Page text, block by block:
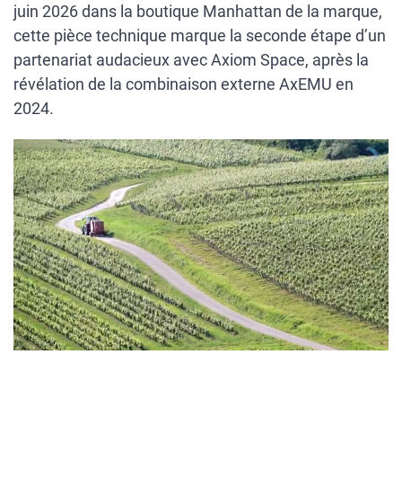
juin 2026 dans la boutique Manhattan de la marque,
cette pièce technique marque la seconde étape d’un
partenariat audacieux avec Axiom Space, après la
révélation de la combinaison externe AxEMU en
2024.